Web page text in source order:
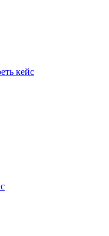
кейс